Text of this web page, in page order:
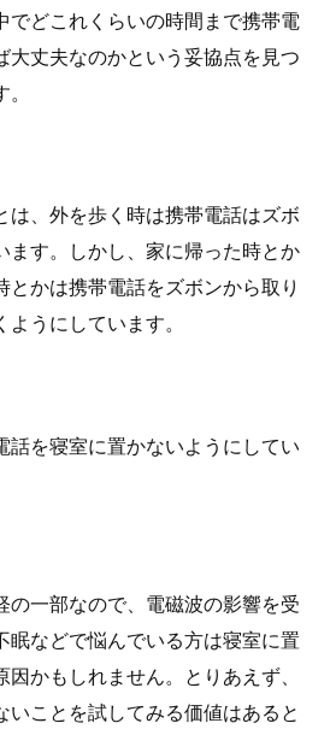
でどこれくらいの時間まで携帯電
大丈夫なのかという妥協点を見つ
は、外を歩く時は携帯電話はズボ
ます。しかし、家に帰った時とか
とかは携帯電話をズボンから取り
うにしています。
話を寝室に置かないようにしてい
の一部なので、電磁波の影響を受
眠などで悩んでいる方は寝室に置
かもしれません。とりあえず、
いことを試してみる価値はあると